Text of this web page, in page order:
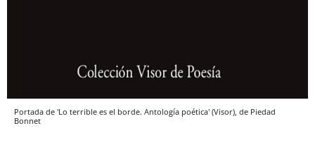
Portada de 'Lo terrible es el borde. Antología poética' (Visor), de Piedad
Bonnet